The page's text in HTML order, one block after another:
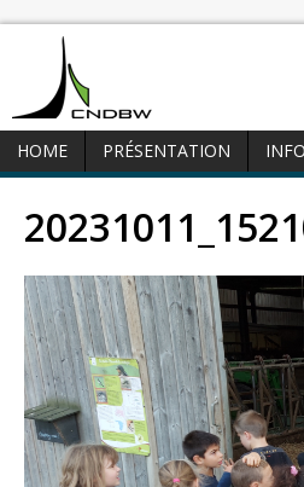
HOME PRÉSENTATION